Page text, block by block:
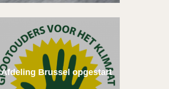
Afdeling Brussel opgestart